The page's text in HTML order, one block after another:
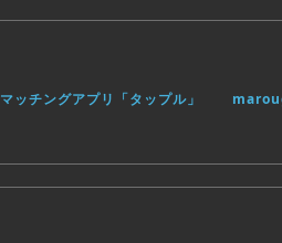
マッチングアプリ「タップル」